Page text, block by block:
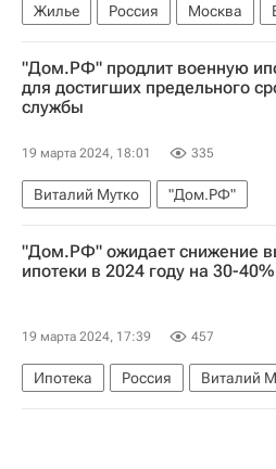
Жилье Россия Москва
"Дом.РФ"
Совет Федерации
"Дом.РФ" продлит военную
для достигших предельного
службы
19 марта 2024, 18:01 335
Виталий Мутко
"Дом.РФ"
Совет Федерации РФ
Москва
"Дом.РФ" ожидает снижение
ипотеки в 2024 году на 30-40%
19 марта 2024, 17:39 457
Ипотека Россия
Виталий
"Дом.РФ"
Совет Федерации